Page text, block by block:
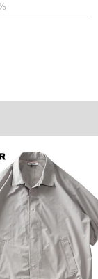
て頂いております。予め